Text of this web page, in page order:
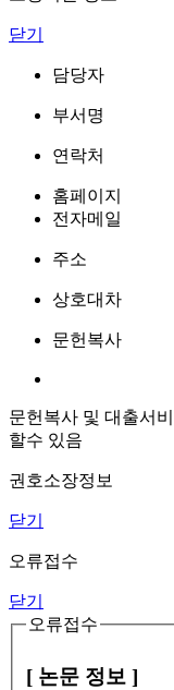
닫기
담당자
부서명
연락처
홈페이지
전자메일
주소
상호대차
문헌복사
문헌복사 및 대출서
할수 있음
권호소장정보
닫기
오류접수
닫기
오류접수
[ 논문 정보 ]